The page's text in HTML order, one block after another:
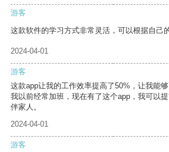
游客
这款软件的学习方式非常灵活，可以根据自己
2024-04-01
游客
这款app让我的工作效率提高了50%，让我能够
我以前经常加班，现在有了这个app，我可以
伴家人。
2024-04-01
游客